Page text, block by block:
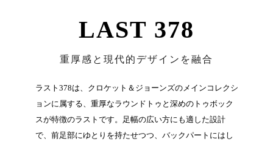
LAST 378
重厚感と現代的デザインを融合
ラスト378は、クロケット＆ジョーンズのメインコレクシ
ョンに属する、重厚なラウンドトゥと深めのトゥボック
スが特徴のラストです。足幅の広い方にも適した設計
で、前足部にゆとりを持たせつつ、バックパートにはし